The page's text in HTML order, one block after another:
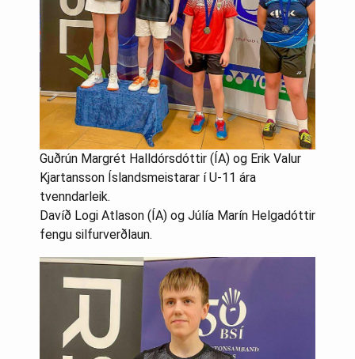
Guðrún Margrét Halldórsdóttir (ÍA) og Erik Valur
Kjartansson Íslandsmeistarar í U-11 ára
tvenndarleik.
Davíð Logi Atlason (ÍA) og Júlía Marín Helgadóttir
fengu silfurverðlaun.